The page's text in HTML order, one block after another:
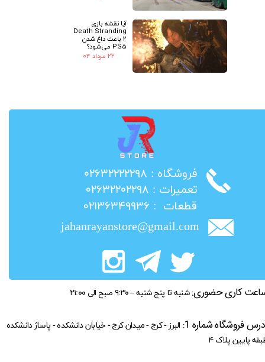
آیا نقشه بازی
Death Stranding
2 باعث داغ شدن
PS5 می‌شود؟
۲۲ مرداد ۰۴
​فروشگاه : ۰۲۶۳۲۲۲۲۲۹۸
​تعمیرات : ۰۲۶۳۲۲۰۲۲۹۸
​قطعات : ۰۲۱۳۶۳۴۹۹۳۶
jahanrayanstore@gmail.com
کاری حضوری: شنبه تا پنج شنبه – ۹:۳۰ صبح الی ۲۱:۰۰
فروشگاه شماره 1:
البرز - کرج - میدان کرج - خیابان دانشکده - پاساژ دانشکده
پایین پلاک ۴